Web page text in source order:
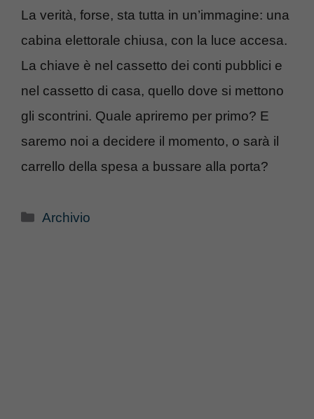
La verità, forse, sta tutta in un’immagine: una
cabina elettorale chiusa, con la luce accesa.
La chiave è nel cassetto dei conti pubblici e
nel cassetto di casa, quello dove si mettono
gli scontrini. Quale apriremo per primo? E
saremo noi a decidere il momento, o sarà il
carrello della spesa a bussare alla porta?
Categorie
Archivio